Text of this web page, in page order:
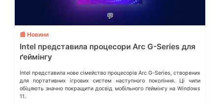
💬
📰 Новини
Intel представила процесори Arc G-Series для
ґеймінгу
Intel представила нове сімейство процесорів Arc G-Series, створених
для портативних ігрових систем наступного покоління. Ці чипи
обіцяють значно покращити досвід мобільного ґеймінгу на Windows
11.